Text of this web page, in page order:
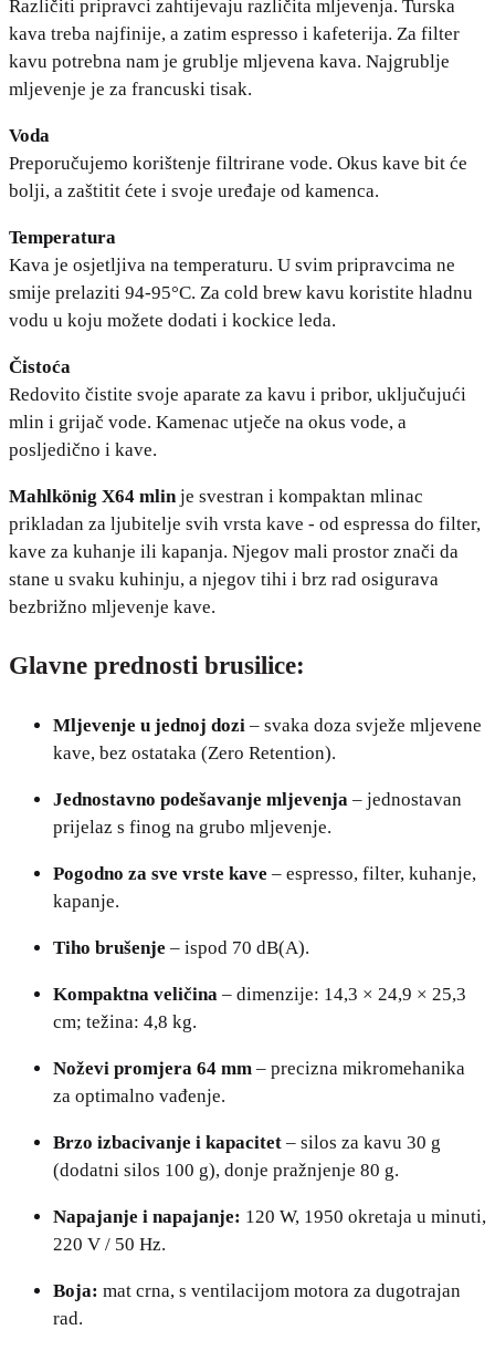
Različiti pripravci zahtijevaju različita mljevenja. Turska
kava treba najfinije, a zatim espresso i kafeterija. Za filter
kavu potrebna nam je grublje mljevena kava. Najgrublje
mljevenje je za francuski tisak.
Voda
Preporučujemo korištenje filtrirane vode. Okus kave bit će
bolji, a zaštitit ćete i svoje uređaje od kamenca.
Temperatura
Kava je osjetljiva na temperaturu. U svim pripravcima ne
smije prelaziti 94-95°C. Za cold brew kavu koristite hladnu
vodu u koju možete dodati i kockice leda.
Čistoća
Redovito čistite svoje aparate za kavu i pribor, uključujući
mlin i grijač vode. Kamenac utječe na okus vode, a
posljedično i kave.
Mahlkönig X64 mlin je svestran i kompaktan mlinac
prikladan za ljubitelje svih vrsta kave - od espressa do filter,
kave za kuhanje ili kapanja. Njegov mali prostor znači da
stane u svaku kuhinju, a njegov tihi i brz rad osigurava
bezbrižno mljevenje kave.
Glavne prednosti brusilice:
Mljevenje u jednoj dozi – svaka doza svježe mljevene
kave, bez ostataka (Zero Retention).
Jednostavno podešavanje mljevenja – jednostavan
prijelaz s finog na grubo mljevenje.
Pogodno za sve vrste kave – espresso, filter, kuhanje,
kapanje.
Tiho brušenje – ispod 70 dB(A).
Kompaktna veličina – dimenzije: 14,3 × 24,9 × 25,3
cm; težina: 4,8 kg.
Noževi promjera 64 mm – precizna mikromehanika
za optimalno vađenje.
Brzo izbacivanje i kapacitet – silos za kavu 30 g
(dodatni silos 100 g), donje pražnjenje 80 g.
Napajanje i napajanje: 120 W, 1950 okretaja u minuti,
220 V / 50 Hz.
Boja: mat crna, s ventilacijom motora za dugotrajan
rad.